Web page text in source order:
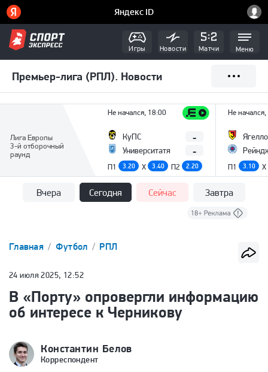
Игры Новости Матчи Меню
Премьер-лига (РПЛ). Новости
Лига Европы
3-й отборочный
раунд
Не начался, 18:00
КуПС
Университатя
-
-
П1 3.20 X 3.40 П2 2.20
Не
П1 3.10 X
Вчера Сегодня Сейчас Завтра
Главная Футбол РПЛ
24 июля 2025, 12:52
В «Порту» опровергли информацию
об интересе к Черникову
Константин Белов
Корреспондент